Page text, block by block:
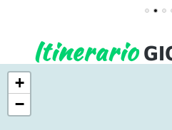
Itinerario
+
−